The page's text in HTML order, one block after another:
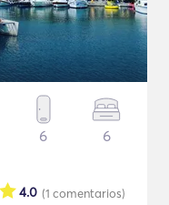
6 6
(1 comentarios)
4.0